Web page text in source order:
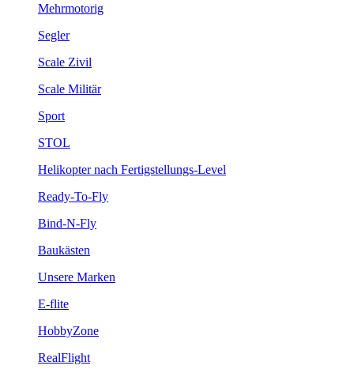
Mehrmotorig
Segler
Scale Zivil
Scale Militär
Sport
STOL
Helikopter nach Fertigstellungs-Level
Ready-To-Fly
Bind-N-Fly
Baukästen
Unsere Marken
E-flite
HobbyZone
RealFlight